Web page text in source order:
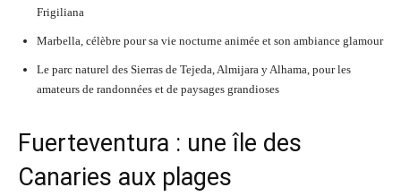
Frigiliana
Marbella, célèbre pour sa vie nocturne animée et son ambiance glamour
Le parc naturel des Sierras de Tejeda, Almijara y Alhama, pour les
amateurs de randonnées et de paysages grandioses
Fuerteventura : une île des
Canaries aux plages